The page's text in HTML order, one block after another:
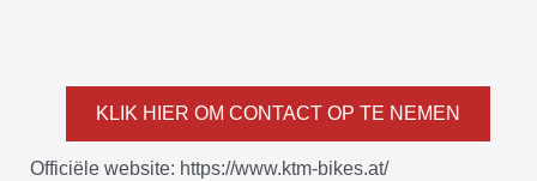
KLIK HIER OM CONTACT OP TE NEMEN
Officiële website: https://www.ktm-bikes.at/